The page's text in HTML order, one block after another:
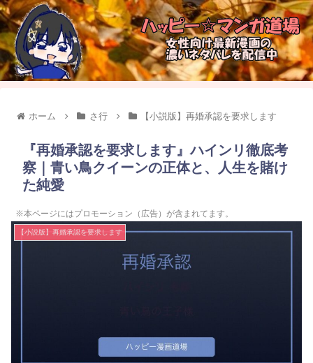
ホーム さ行 【小説版】再婚承認を要求します
『再婚承認を要求します』ハインリ徹底考
察｜青い鳥クイーンの正体と、人生を賭け
た純愛
※本ページにはプロモーション（広告）が含まれてます。
【小説版】再婚承認を要求します